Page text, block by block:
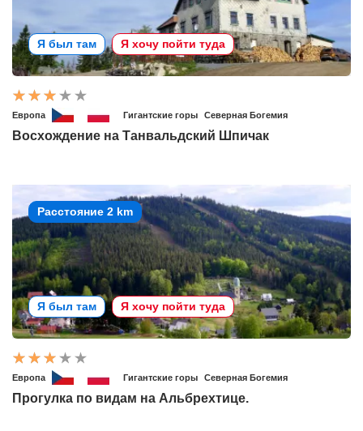
Я был там Я хочу пойти туда
Европа Гигантские горы Северная Богемия
Восхождение на Танвальдский Шпичак
Расстояние 2 km
Я был там Я хочу пойти туда
Европа Гигантские горы Северная Богемия
Прогулка по видам на Альбрехтице.